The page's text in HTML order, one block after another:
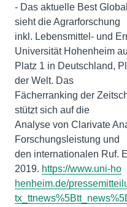
- Das aktuelle Best
sieht die Agrarforschung
inkl. Lebensmittel- und
Universität Hohenheim
Platz 1 in Deutschland,
der Welt. Das
Fächerranking der
stützt sich auf die
Analyse von Clarivate
Forschungsleistung und
den internationalen Ruf.
2019. https://www.uni-ho
henheim.de/